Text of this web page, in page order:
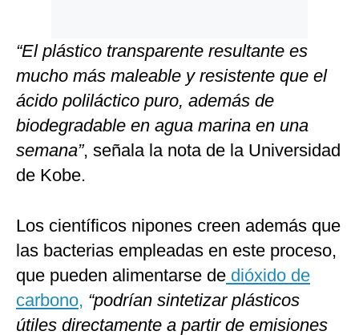
“El plástico transparente resultante es
mucho más maleable y resistente que el
ácido poliláctico puro, además de
biodegradable en agua marina en una
semana”, señala la nota de la Universidad
de Kobe.
Los científicos nipones creen además que
las bacterias empleadas en este proceso,
que pueden alimentarse de dióxido de
carbono, “podrían sintetizar plásticos
útiles directamente a partir de emisiones